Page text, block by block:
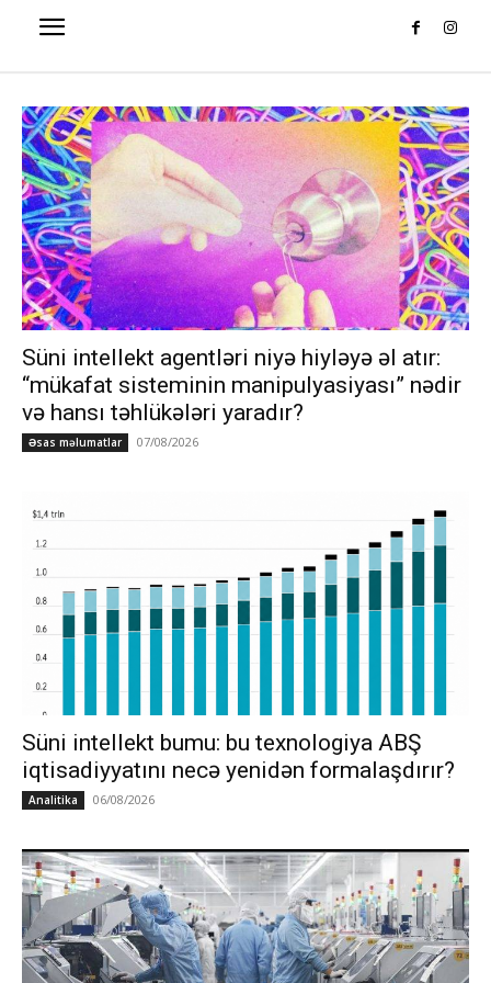
Süni intellekt agentləri niyə hiyləyə əl atır:
“mükafat sisteminin manipulyasiyası” nədir
və hansı təhlükələri yaradır?
Əsas məlumatlar 07/08/2026
Süni intellekt bumu: bu texnologiya ABŞ
iqtisadiyyatını necə yenidən formalaşdırır?
Analitika 06/08/2026